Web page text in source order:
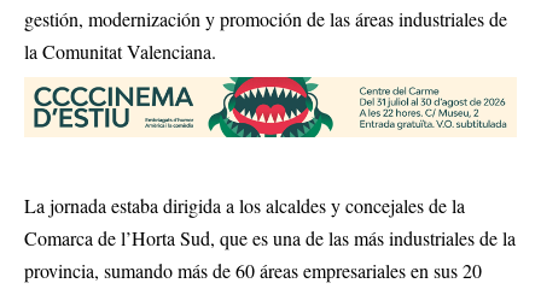
gestión, modernización y promoción de las áreas industriales de
la Comunitat Valenciana.
La jornada estaba dirigida a los alcaldes y concejales de la
Comarca de l’Horta Sud, que es una de las más industriales de la
provincia, sumando más de 60 áreas empresariales en sus 20